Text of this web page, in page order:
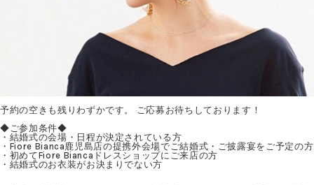
予約の空きも残りわずかです。 ご応募お待ちしております！
◆ご参加条件◆
・結婚式の会場・日程が決定されている方
・Fiore Bianca鹿児島店の提携外会場でご結婚式・ご披露宴をご予定の方
・初めてFiore Biancaドレスショップにご来店の方
・結婚式のお衣装がお決まりでない方